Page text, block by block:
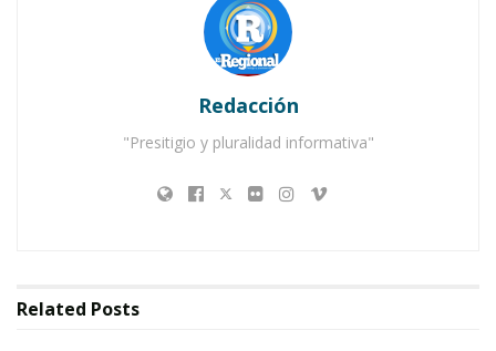
Buena tarde taurina en Ahuacatlán
Redacción
"Presitigio y pluralidad informativa"
Related Posts